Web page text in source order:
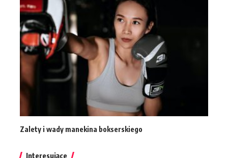
Zalety i wady manekina bokserskiego
Interesujące